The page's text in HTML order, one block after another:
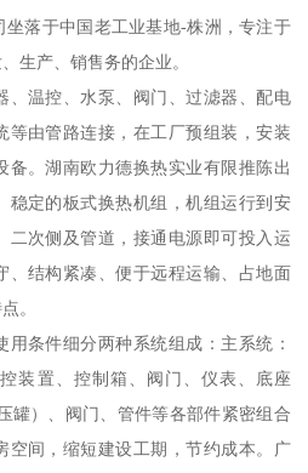
落于中国老工业基地-株洲，专注于
生产、销售务的企业。
、温控、水泵、阀门、过滤器、配电
等由管路连接，在工厂预组装，安装
备。湖南欧力德换热实业有限推陈出
稳定的板式换热机组，机组运行到安
二次侧及管道，接通电源即可投入运
、结构紧凑、便于远程运输、占地面
。
条件细分两种系统组成：主系统：
装置、控制箱、阀门、仪表、底座
罐）、阀门、管件等各部件紧密组合
空间，缩短建设工期，节约成本。广